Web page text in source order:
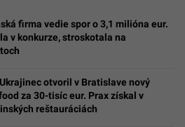
firma vedie spor o 3,1 milióna eur.
v konkurze, stroskotala na
otvoril v Bratislave nový
za 30-tisíc eur. Prax získal v
reštauráciách